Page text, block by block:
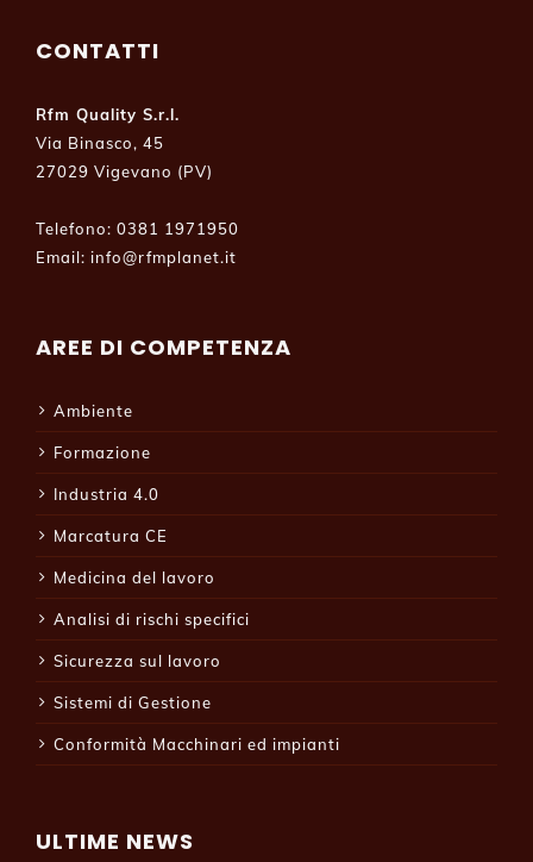
CONTATTI
Rfm Quality S.r.l.
Via Binasco, 45
27029 Vigevano (PV)
Telefono: 0381 1971950
Email: info@rfmplanet.it
AREE DI COMPETENZA
Ambiente
Formazione
Industria 4.0
Marcatura CE
Medicina del lavoro
Analisi di rischi specifici
Sicurezza sul lavoro
Sistemi di Gestione
Conformità Macchinari ed impianti
ULTIME NEWS